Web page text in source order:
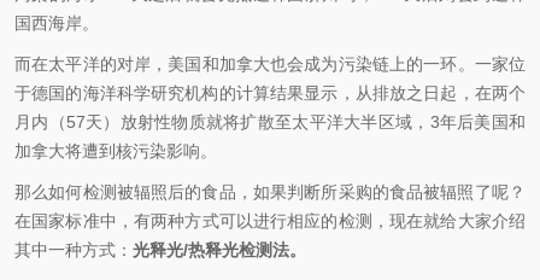
国西海岸。
而在太平洋的对岸，美国和加拿大也会成为污染链上的一环。一家位
于德国的海洋科学研究机构的计算结果显示，从排放之日起，在两个
月内（57天）放射性物质就将扩散至太平洋大半区域，3年后美国和
加拿大将遭到核污染影响。
那么如何检测被辐照后的食品，如果判断所采购的食品被辐照了呢？
在国家标准中，有两种方式可以进行相应的检测，现在就给大家介绍
其中一种方式： 光释光/热释光检测法。